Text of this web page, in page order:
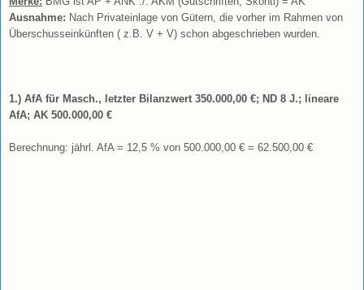
Ausnahme: Nach Privateinlage von Gütern, die vorher im Rahmen von
Überschusseinkünften ( z.B. V + V) schon abgeschrieben wurden.
1.) AfA für Masch., letzter Bilanzwert 350.000,00 €; ND 8 J.; lineare
AfA; AK 500.000,00 €
Berechnung: jährl. AfA = 12,5 % von 500.000,00 € = 62.500,00 €